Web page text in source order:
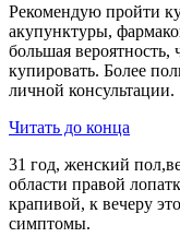
Рекомендую пройти
акупунктуры,
большая вероятность,
купировать. Более
личной консультации.
Читать до конца
31 год, женский
области правой
крапивой, к вечеру
симптомы.